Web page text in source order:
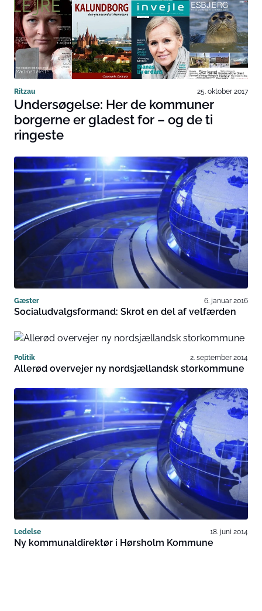
Ritzau 25. oktober 2017
Undersøgelse: Her de kommuner
borgerne er gladest for – og de ti
ringeste
Gæster 6. januar 2016
Socialudvalgsformand: Skrot en del af velfærden
Politik 2. september 2014
Allerød overvejer ny nordsjællandsk storkommune
Ledelse 18. juni 2014
Ny kommunaldirektør i Hørsholm Kommune